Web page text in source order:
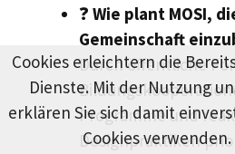
❓ Wie plant MOSI,
Gemeinschaft
Durch öffentliche
Programme und
Designpraktiken
Cookies erleichtern die
Dienste. Mit der Nutzung
erklären Sie sich damit
Cookies verwenden.